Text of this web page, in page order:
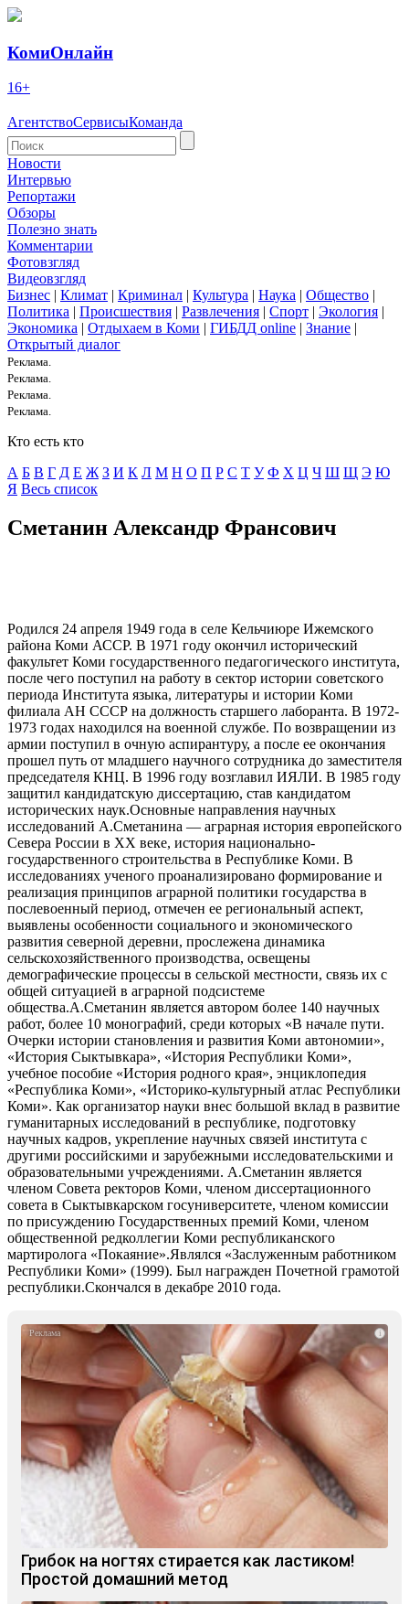
КомиОнлайн
16+
АгентствоСервисыКоманда
Новости
Интервью
Репортажи
Обзоры
Полезно знать
Комментарии
Фотовзгляд
Видеовзгляд
Бизнес | Климат | Криминал | Культура | Наука | Общество |
Политика | Происшествия | Развлечения | Спорт | Экология |
Экономика | Отдыхаем в Коми | ГИБДД online | Знание |
Открытый диалог
Реклама.
Реклама.
Реклама.
Реклама.
Кто есть кто
А Б В Г Д E Ж З И К Л М Н О П Р С Т У Ф Х Ц Ч Ш Щ Э Ю
Я Весь список
Сметанин Александр Франсович
Родился 24 апреля 1949 года в селе Кельчиюре Ижемского
района Коми АССР. В 1971 году окончил исторический
факультет Коми государственного педагогического института,
после чего поступил на работу в сектор истории советского
периода Института языка, литературы и истории Коми
филиала АН СССР на должность старшего лаборанта. В 1972-
1973 годах находился на военной службе. По возвращении из
армии поступил в очную аспирантуру, а после ее окончания
прошел путь от младшего научного сотрудника до заместителя
председателя КНЦ. В 1996 году возглавил ИЯЛИ. В 1985 году
защитил кандидатскую диссертацию, став кандидатом
исторических наук.Основные направления научных
исследований А.Сметанина — аграрная история европейского
Севера России в ХХ веке, история национально-
государственного строительства в Республике Коми. В
исследованиях ученого проанализировано формирование и
реализация принципов аграрной политики государства в
послевоенный период, отмечен ее региональный аспект,
выявлены особенности социального и экономического
развития северной деревни, прослежена динамика
сельскохозяйственного производства, освещены
демографические процессы в сельской местности, связь их с
общей ситуацией в аграрной подсистеме
общества.А.Сметанин является автором более 140 научных
работ, более 10 монографий, среди которых «В начале пути.
Очерки истории становления и развития Коми автономии»,
«История Сыктывкара», «История Республики Коми»,
учебное пособие «История родного края», энциклопедия
«Республика Коми», «Историко-культурный атлас Республики
Коми». Как организатор науки внес большой вклад в развитие
гуманитарных исследований в республике, подготовку
научных кадров, укрепление научных связей института с
другими российскими и зарубежными исследовательскими и
образовательными учреждениями. А.Сметанин является
членом Совета ректоров Коми, членом диссертационного
совета в Сыктывкарском госуниверситете, членом комиссии
по присуждению Государственных премий Коми, членом
общественной редколлегии Коми республиканского
мартиролога «Покаяние».Являлся «Заслуженным работником
Республики Коми» (1999). Был награжден Почетной грамотой
республики.Скончался в декабре 2010 года.
i
Грибок на ногтях стирается как ластиком!
Простой домашний метод